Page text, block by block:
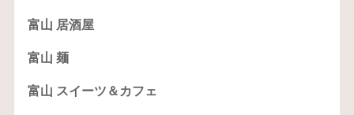
富山 居酒屋
富山 麺
富山 スイーツ＆カフェ